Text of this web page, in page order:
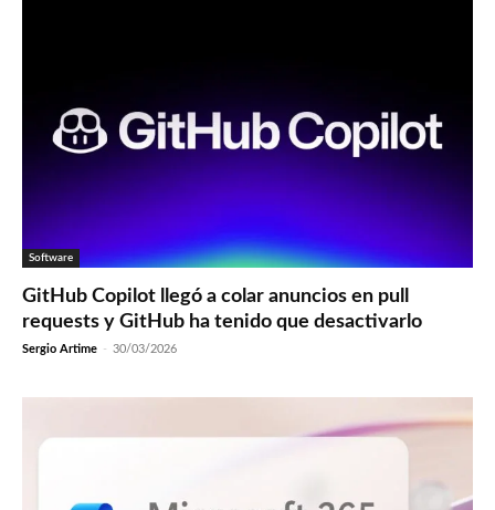
Software
GitHub Copilot llegó a colar anuncios en pull
requests y GitHub ha tenido que desactivarlo
Sergio Artime - 30/03/2026